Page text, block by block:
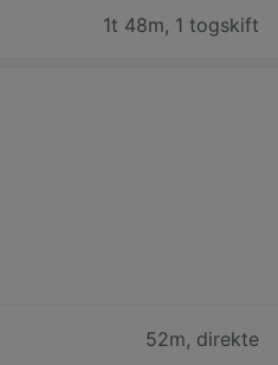
1t 48m, 1 togskift
52m, direkte